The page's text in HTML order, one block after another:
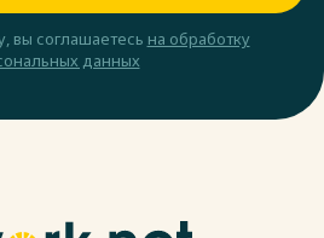
вы соглашаетесь на обработку
данных